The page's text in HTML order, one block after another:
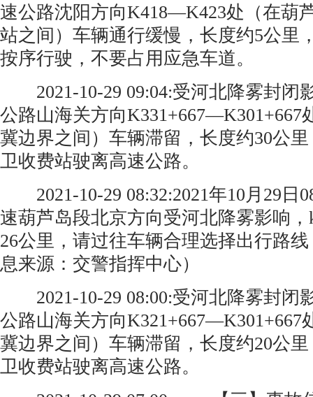
速公路沈阳方向K418—K423处（在葫
站之间）车辆通行缓慢，长度约5公里
按序行驶，不要占用应急车道。 ​​​​
2021-10-29 09:04:受河北降雾封闭
公路山海关方向K331+667—K301+667
冀边界之间）车辆滞留，长度约30公
卫收费站驶离高速公路。 ​​​​
2021-10-29 08:32:2021年10月29日
速葫芦岛段北京方向受河北降雾影响，
26公里，请过往车辆合理选择出行路
息来源：交警指挥中心） ​​​​
2021-10-29 08:00:受河北降雾封闭
公路山海关方向K321+667—K301+667
冀边界之间）车辆滞留，长度约20公
卫收费站驶离高速公路。 ​​​​